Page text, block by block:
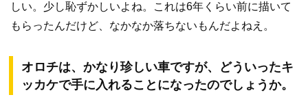
しい。少し恥ずかしいよね。これは6年くらい前に描いて
もらったんだけど、なかなか落ちないもんだよねえ。
オロチは、かなり珍しい車ですが、どういったキ
ッカケで手に入れることになったのでしょうか。